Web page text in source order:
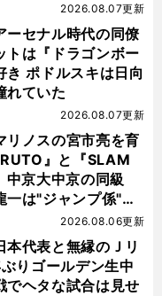
ーセナル時代の同僚
トは『ドラゴンボー
き ポドルスキは日向
れていた
2026.08.07更新
リノスの宮市亮を育
』と『SLAM
京大中京の同級
一は"ジャンプ係"だ
2026.08.07更新
本代表と無縁のＪリ
りゴールデン生中
でヘタな試合は見せ
2026.08.06更新